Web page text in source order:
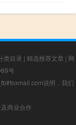
类目录 | 精选推荐文章 | 网
号
说明，我们
商业合作